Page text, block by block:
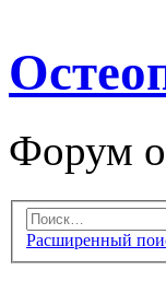
Форум
Расширенный